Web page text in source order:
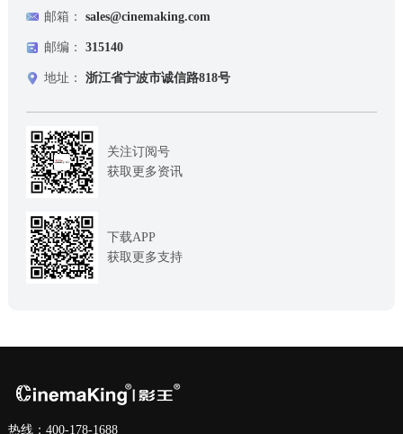
邮箱： sales@cinemaking.com
邮编： 315140
地址： 浙江省宁波市诚信路818号
关注订阅号
获取更多资讯
下载APP
获取更多支持
热线：400-178-1688